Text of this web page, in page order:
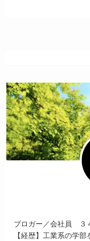
ブロガー／会社員 ３
【経歴】工業系の学